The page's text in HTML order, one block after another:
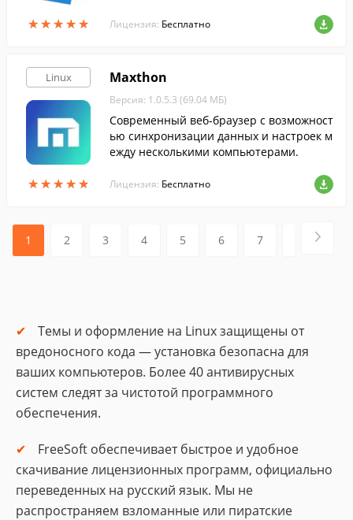
★★★★★
★★★★★ Лицензия: Бесплатно
Linux
★★★★★
★★★★★
Maxthon
Версия: 1.0.5.3 (69.04 МБ)
Современный веб-браузер с возможност
ью синхронизации данных и настроек м
ежду несколькими компьютерами.
Лицензия: Бесплатно
1 2 3 4 5 6 7
Темы и оформление на Linux защищены от
вредоносного кода — установка безопасна для
ваших компьютеров. Более 40 антивирусных
систем следят за чистотой программного
обеспечения.
FreeSoft обеспечивает быстрое и удобное
скачивание лицензионных программ, официально
переведенных на русский язык. Мы не
распространяем взломанные или пиратские